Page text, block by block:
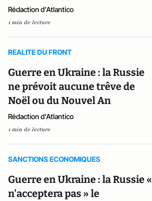
Rédaction d'Atlantico
1 min de lecture
REALITE DU FRONT
Guerre en Ukraine : la Russie
ne prévoit aucune trêve de
Noël ou du Nouvel An
Rédaction d'Atlantico
1 min de lecture
SANCTIONS ECONOMIQUES
Guerre en Ukraine : la Russie «
n'acceptera pas » le